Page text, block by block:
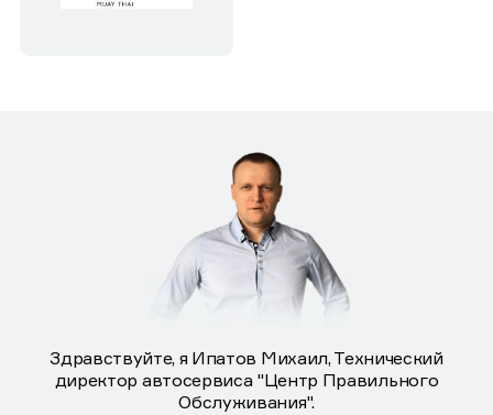
Здравствуйте, я Ипатов Михаил, Технический
директор автосервиса "Центр Правильного
Обслуживания".